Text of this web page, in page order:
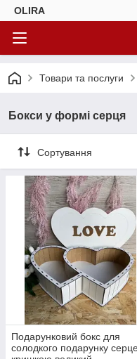
OLIRA
Товари та послуги
Бокси у формі серця
Сортування
Подарунковий бокс для
солодкого подарунку